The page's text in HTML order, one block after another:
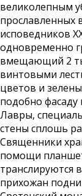
великолепным
прославленных
исповедников
одновременно
вмещающий 2
винтовыми
цветов и
подобно фасаду
Лавры,
стены сплошь
Священники
помощи
транслируются
прихожан